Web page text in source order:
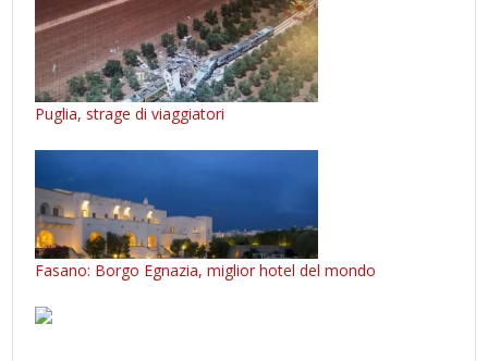
Puglia, strage di viaggiatori
Fasano: Borgo Egnazia, miglior hotel del mondo